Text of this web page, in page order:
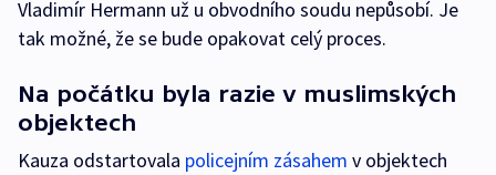
Vladimír Hermann už u obvodního soudu nepůsobí. Je
tak možné, že se bude opakovat celý proces.
Na počátku byla razie v muslimských
objektech
Kauza odstartovala policejním zásahem v objektech